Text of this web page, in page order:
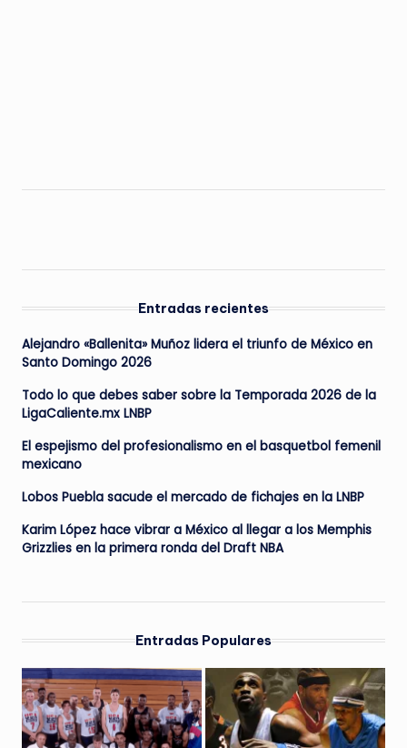
Entradas recientes
Alejandro «Ballenita» Muñoz lidera el triunfo de México en
Santo Domingo 2026
Todo lo que debes saber sobre la Temporada 2026 de la
LigaCaliente.mx LNBP
El espejismo del profesionalismo en el basquetbol femenil
mexicano
Lobos Puebla sacude el mercado de fichajes en la LNBP
Karim López hace vibrar a México al llegar a los Memphis
Grizzlies en la primera ronda del Draft NBA
Entradas Populares